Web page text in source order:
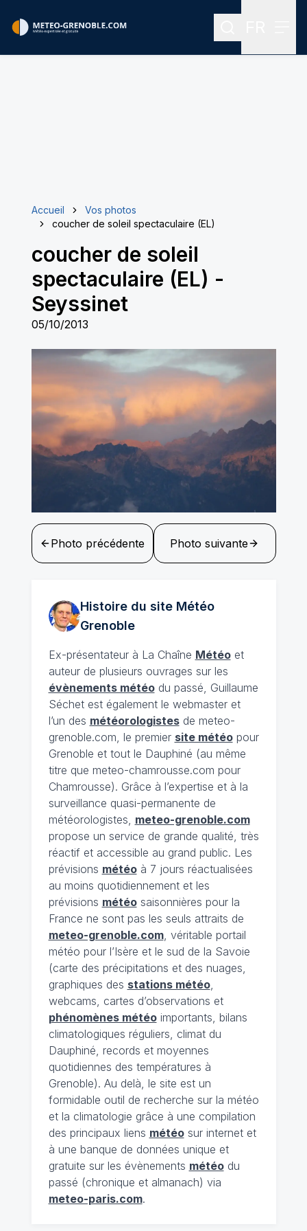
Rechercher
Accueil
Vos photos
coucher de soleil spectaculaire (EL)
coucher de soleil
spectaculaire (EL) -
Seyssinet
05/10/2013
Photo précédente Photo suivante
Histoire du site Météo
Grenoble
Ex-présentateur à La Chaîne Météoet
auteur de plusieurs ouvrages sur les
évènements météodu passé, Guillaume
Séchet est également le webmaster et
l’un des météorologistesde meteo-
grenoble.com, le premier site météopour
Grenoble et tout le Dauphiné (au même
titre que meteo-chamrousse.com pour
Chamrousse). Grâce à l’expertise et à la
surveillance quasi-permanente de
météorologistes, meteo-grenoble.com
propose un service de grande qualité, très
réactif et accessible au grand public. Les
prévisions météoà 7 jours réactualisées
au moins quotidiennement et les
prévisions météosaisonnières pour la
France ne sont pas les seuls attraits de
meteo-grenoble.com, véritable portail
météo pour l’Isère et le sud de la Savoie
(carte des précipitations et des nuages,
graphiques des stations météo,
webcams, cartes d’observations et
phénomènes météoimportants, bilans
climatologiques réguliers, climat du
Dauphiné, records et moyennes
quotidiennes des températures à
Grenoble). Au delà, le site est un
formidable outil de recherche sur la météo
et la climatologie grâce à une compilation
des principaux liens météosur internet et
à une banque de données unique et
gratuite sur les évènements météodu
passé (chronique et almanach) via
meteo-paris.com.